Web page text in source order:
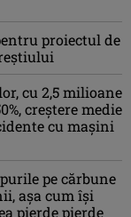
proiectul de
cu 2,5 milioane
creștere medie
cu mașini
pe cărbune
așa cum își
pierde pierde